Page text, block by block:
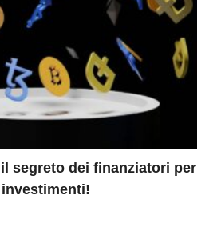
segreto dei finanziatori per